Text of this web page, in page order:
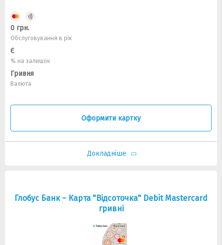
0 грн.
Обслуговування в рік
Є
% на залишок
Гривня
Валюта
Оформити картку
Докладніше
Глобус Банк – Карта "Відсоточка" Debit Mastercard
гривні